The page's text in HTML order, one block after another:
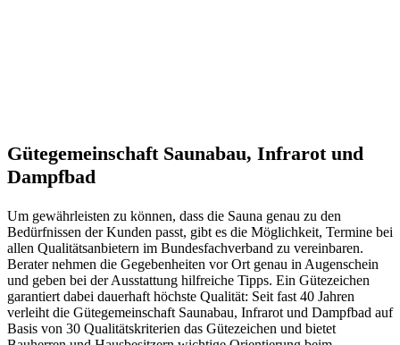
Gütegemeinschaft Saunabau, Infrarot und
Dampfbad
Um gewährleisten zu können, dass die Sauna genau zu den
Bedürfnissen der Kunden passt, gibt es die Möglichkeit, Termine bei
allen Qualitätsanbietern im Bundesfachverband zu vereinbaren.
Berater nehmen die Gegebenheiten vor Ort genau in Augenschein
und geben bei der Ausstattung hilfreiche Tipps. Ein Gütezeichen
garantiert dabei dauerhaft höchste Qualität: Seit fast 40 Jahren
verleiht die Gütegemeinschaft Saunabau, Infrarot und Dampfbad auf
Basis von 30 Qualitätskriterien das Gütezeichen und bietet